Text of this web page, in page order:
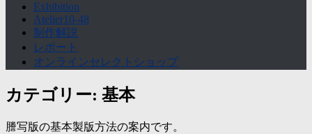
Exhibition
Atelier10-48
制作解説
レポート
オンラインセレクトショップ
カテゴリー: 基本
謄写版の基本製版方法の案内です。